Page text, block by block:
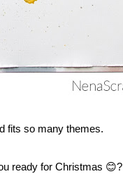
fits so many themes.
ready for Christmas 😊?